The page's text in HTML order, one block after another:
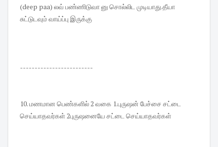
(deep paa) லவ் பண்ணிடுவா னு சொல்லிட முடியாது.தீயா
சுட்டுடவும் வாய்ப்பு இருக்கு
-------------------------
10. மணமான பெண்களில் 2 வகை 1.புருஷன் பேச்சை சட்டை
செய்யாதவர்கள் 2புருஷனையே சட்டை செய்யாதவர்கள்